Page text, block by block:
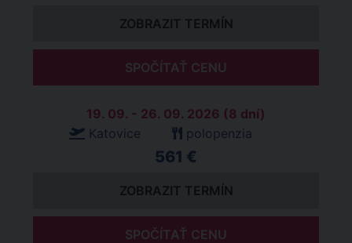
ZOBRAZIT TERMÍN
SPOČÍTAŤ CENU
19. 09. - 26. 09. 2026 (8 dní)
Katovice
polopenzia
561 €
ZOBRAZIT TERMÍN
SPOČÍTAŤ CENU